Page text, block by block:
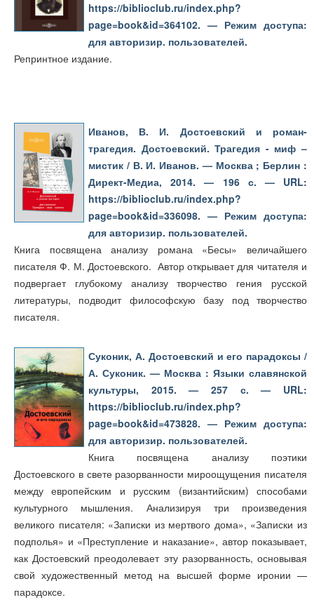
https://biblioclub.ru/index.php?
page=book&id=364102. — Режим доступа:
для авторизир. пользователей.
Репринтное издание.
Иванов, В. И. Достоевский и роман-
трагедия. Достоевский. Трагедия - миф –
мистик / В. И. Иванов. — Москва ; Берлин :
Директ-Медиа, 2014. — 196 с. — URL:
https://biblioclub.ru/index.php?
page=book&id=336098. — Режим доступа:
для авторизир. пользователей.
Книга посвящена анализу романа «Бесы» величайшего
писателя Ф. М. Достоевского. Автор открывает для читателя и
подвергает глубокому анализу творчество гения русской
литературы, подводит философскую базу под творчество
писателя.
Суконик, А. Достоевский и его парадоксы /
А. Суконик. — Москва : Языки славянской
культуры, 2015. — 257 с. — URL:
https://biblioclub.ru/index.php?
page=book&id=473828. — Режим доступа:
для авторизир. пользователей.
Книга посвящена анализу поэтики
Достоевского в свете разорванности мироощущения писателя
между европейским и русским (византийским) способами
культурного мышления. Анализируя три произведения
великого писателя: «Записки из мертвого дома», «Записки из
подполья» и «Преступление и наказание», автор показывает,
как Достоевский преодолевает эту разорванность, основывая
свой художественный метод на высшей форме иронии —
парадоксе.